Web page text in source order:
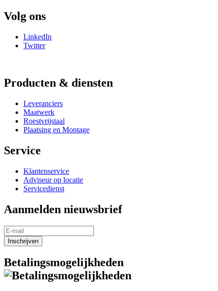
Volg ons
LinkedIn
Twitter
Producten & diensten
Leveranciers
Maatwerk
Roestvrijstaal
Plaatsing en Montage
Service
Klantenservice
Adviseur op locatie
Servicedienst
Aanmelden nieuwsbrief
Inschrijven
Betalingsmogelijkheden